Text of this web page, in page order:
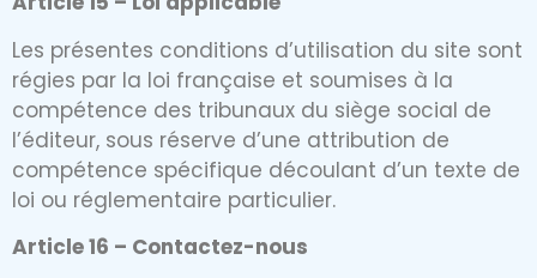
Les présentes conditions d’utilisation du site sont
régies par la loi française et soumises à la
compétence des tribunaux du siège social de
l’éditeur, sous réserve d’une attribution de
compétence spécifique découlant d’un texte de
loi ou réglementaire particulier.
Article 16 – Contactez-nous